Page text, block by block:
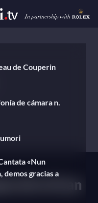
de Couperin
de cámara n.
«Nun
gracias a
de la Gran